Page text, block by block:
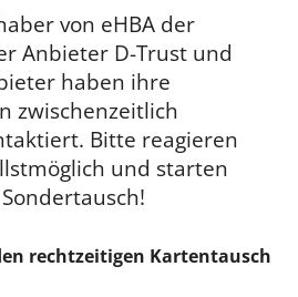
von eHBA der
Anbieter D-Trust und
haben ihre
zwischenzeitlich
Bitte reagieren
und starten
rechtzeitigen Kartentausch